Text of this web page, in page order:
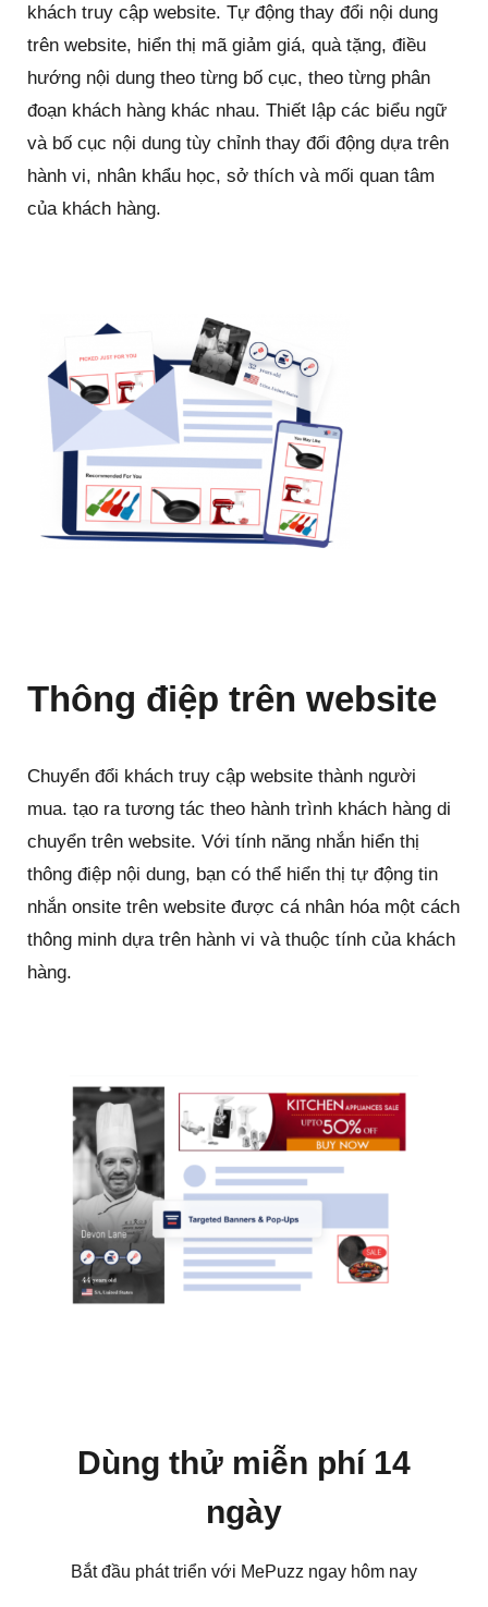
khách truy cập website. Tự động thay đổi nội dung
trên website, hiển thị mã giảm giá, quà tặng, điều
hướng nội dung theo từng bố cục, theo từng phân
đoạn khách hàng khác nhau. Thiết lập các biểu ngữ
và bố cục nội dung tùy chỉnh thay đổi động dựa trên
hành vi, nhân khẩu học, sở thích và mối quan tâm
của khách hàng.
Thông điệp trên website
Chuyển đổi khách truy cập website thành người
mua. tạo ra tương tác theo hành trình khách hàng di
chuyển trên website. Với tính năng nhắn hiển thị
thông điệp nội dung, bạn có thể hiển thị tự động tin
nhắn onsite trên website được cá nhân hóa một cách
thông minh dựa trên hành vi và thuộc tính của khách
hàng.
Dùng thử miễn phí 14
ngày
Bắt đầu phát triển với MePuzz ngay hôm nay